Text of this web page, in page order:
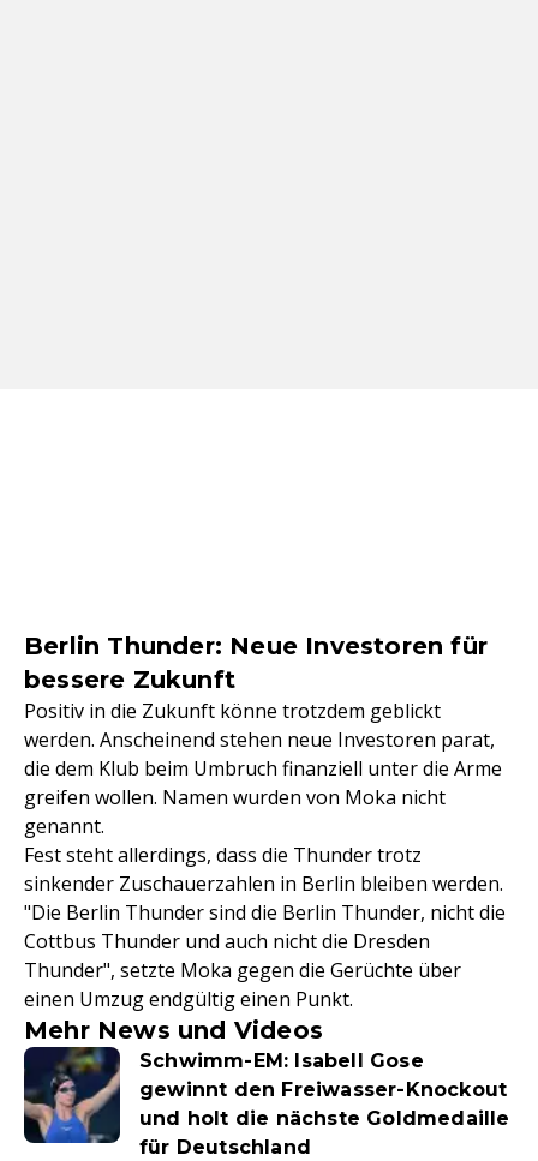
Berlin Thunder: Neue Investoren für
bessere Zukunft
Positiv in die Zukunft könne trotzdem geblickt
werden. Anscheinend stehen neue Investoren parat,
die dem Klub beim Umbruch finanziell unter die Arme
greifen wollen. Namen wurden von Moka nicht
genannt.
Fest steht allerdings, dass die Thunder trotz
sinkender Zuschauerzahlen in Berlin bleiben werden.
"Die Berlin Thunder sind die Berlin Thunder, nicht die
Cottbus Thunder und auch nicht die Dresden
Thunder", setzte Moka gegen die Gerüchte über
einen Umzug endgültig einen Punkt.
Mehr News und Videos
Schwimm-EM: Isabell Gose
gewinnt den Freiwasser-Knockout
und holt die nächste Goldmedaille
für Deutschland